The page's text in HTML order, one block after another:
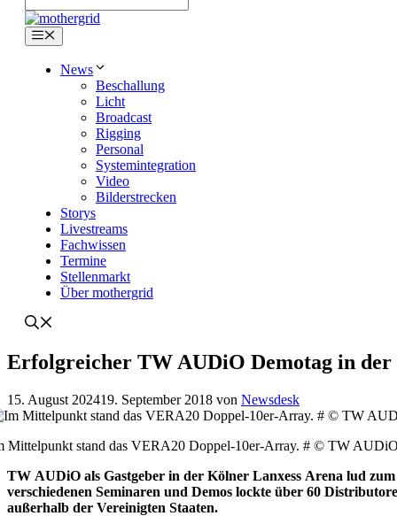
Menü
News
Beschallung
Licht
Broadcast
Rigging
Personal
Systemintegration
Video
Bilderstrecken
Storys
Livestreams
Fachwissen
Termine
Stellenmarkt
Über mothergrid
Erfolgreicher TW AUDiO Demotag in der
15. August 202419. September 2018 von Newsdesk
Mittelpunkt stand das VERA20 Doppel-10er-Array. # © TW AUDiO
TW AUDiO als Gastgeber in der Kölner Lanxess Arena lud
verschiedenen Seminaren und Demos lockte über 60
außerhalb der Vereinigten Staaten.